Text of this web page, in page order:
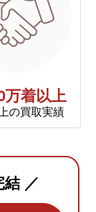
万着以上
の買取実績
結 ／